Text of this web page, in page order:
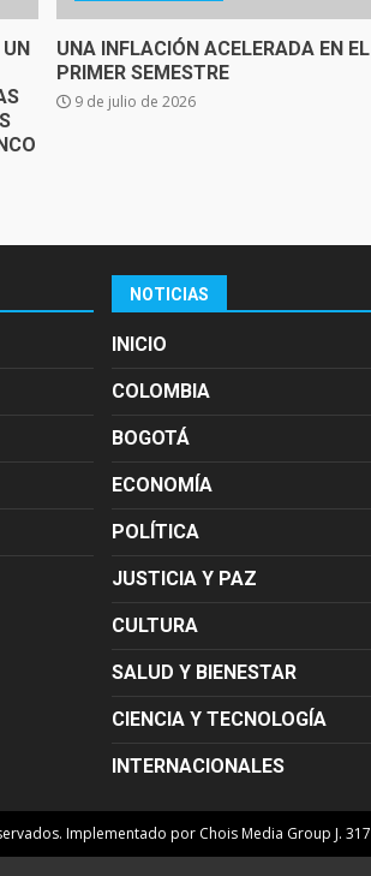
UN
UNA INFLACIÓN ACELERADA EN EL
PRIMER SEMESTRE
9 de julio de 2026
NOTICIAS
INICIO
COLOMBIA
BOGOTÁ
ECONOMÍA
POLÍTICA
JUSTICIA Y PAZ
CULTURA
SALUD Y BIENESTAR
CIENCIA Y TECNOLOGÍA
INTERNACIONALES
Implementado por Chois Media Group J.